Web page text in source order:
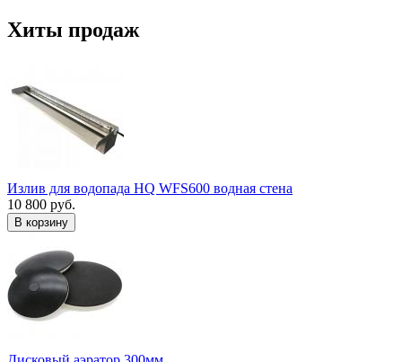
Хиты продаж
Излив для водопада HQ WFS600 водная стена
10 800 руб.
В корзину